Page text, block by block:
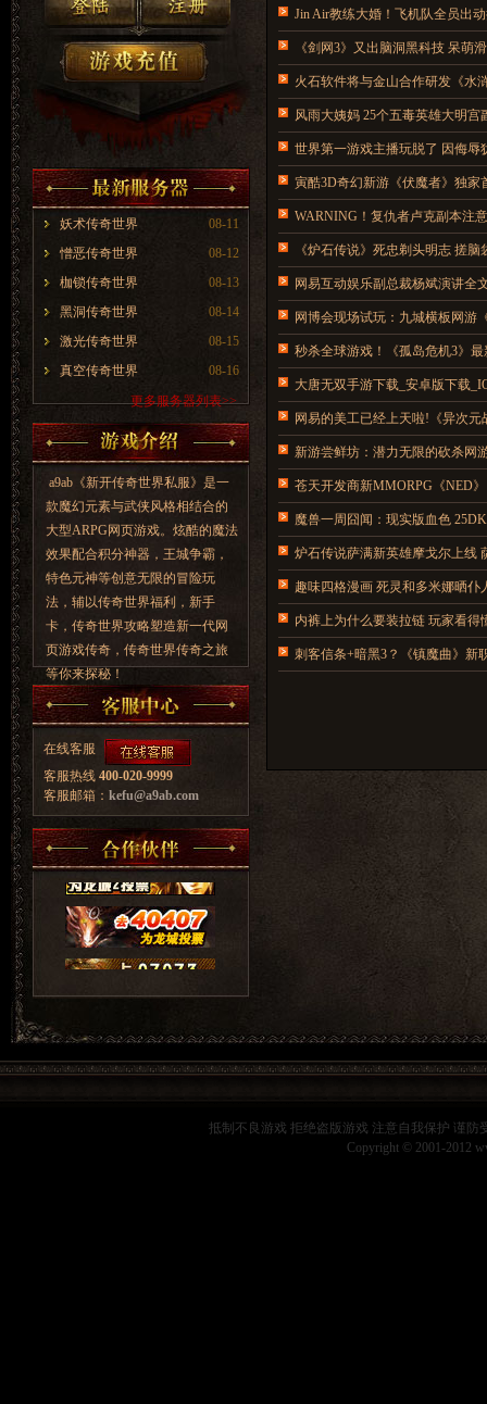
08-11
妖术传奇世界
08-12
憎恶传奇世界
08-13
枷锁传奇世界
08-14
黑洞传奇世界
08-15
激光传奇世界
08-16
真空传奇世界
更多服务器列表>>
a9ab《新开传奇世界私服》是一
款魔幻元素与武侠风格相结合的
大型ARPG网页游戏。炫酷的魔法
效果配合积分神器，王城争霸，
特色元神等创意无限的冒险玩
法，辅以传奇世界福利，新手
卡，传奇世界攻略塑造新一代网
页游戏传奇，传奇世界传奇之旅
等你来探秘！
在线客服
客服热线 400-020-9999
客服邮箱： kefu@a9ab.com
Jin Air教练大婚！飞机队全员出
《剑网3》又出脑洞黑科技 呆萌
火石软件将与金山合作研发《水
风雨大姨妈 25个五毒英雄大明宫
世界第一游戏主播玩脱了 因侮辱
寅酷3D奇幻新游《伏魔者》独家
WARNING！复仇者卢克副本注
《炉石传说》死忠剃头明志 搓脑
网易互动娱乐副总裁杨斌演讲全
网博会现场试玩：九城横板网游
秒杀全球游戏！《孤岛危机3》
大唐无双手游下载_安卓版下载
网易的美工已经上天啦!《异次元
新游尝鲜坊：潜力无限的砍杀网
苍天开发商新MMORPG《NED
魔兽一周囧闻：现实版血色
炉石传说萨满新英雄摩戈尔上线
趣味四格漫画 死灵和多米娜晒仆
内裤上为什么要装拉链 玩家看得
刺客信条+暗黑3？《镇魔曲》新
抵制不良游戏 拒绝盗版游戏 注意自我保护 谨
Copyright © 2001-2012